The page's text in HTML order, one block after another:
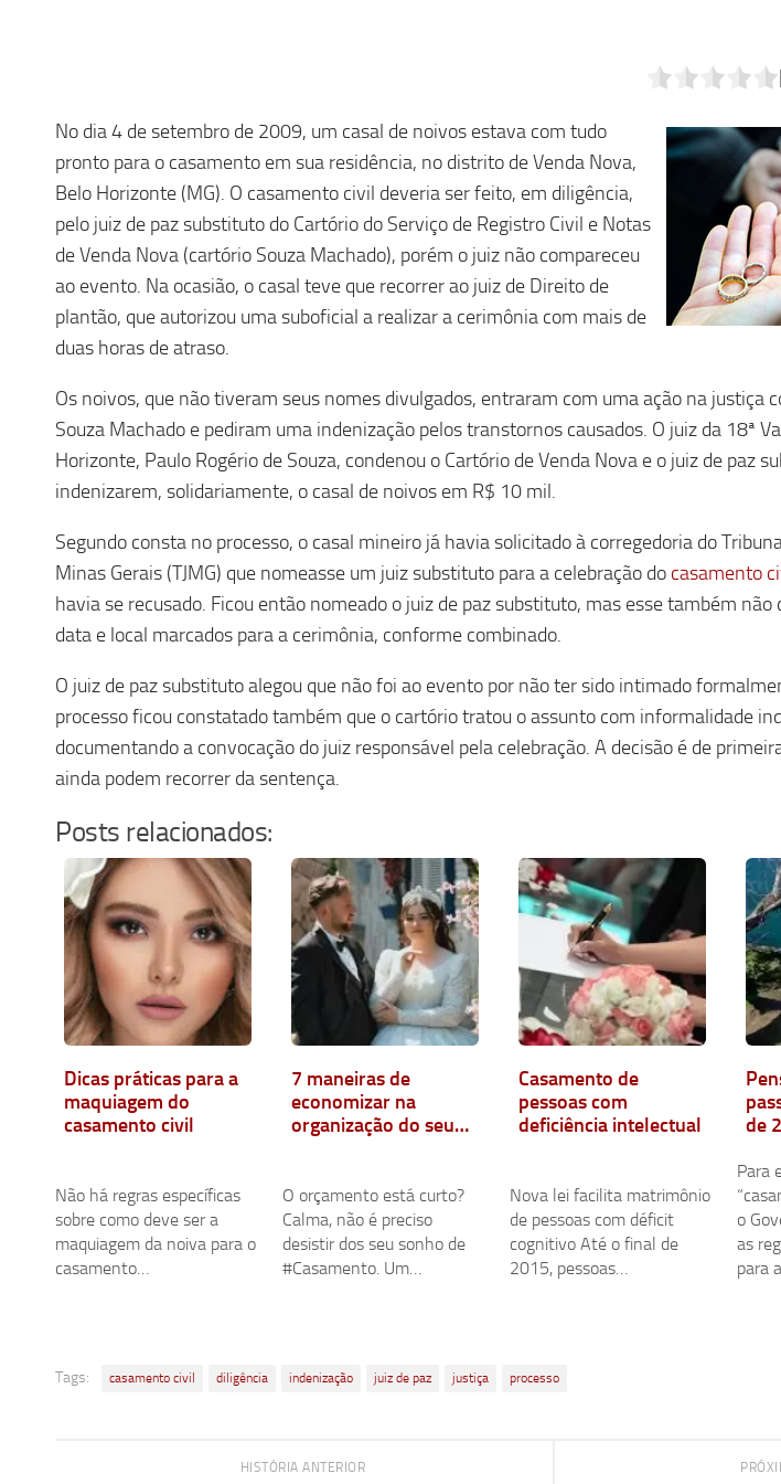
No dia 4 de setembro de 2009, um casal de noivos estava com tudo
pronto para o casamento em sua residência, no distrito de Venda Nova,
Belo Horizonte (MG). O casamento civil deveria ser feito, em diligência,
pelo juiz de paz substituto do Cartório do Serviço de Registro Civil e Notas
de Venda Nova (cartório Souza Machado), porém o juiz não compareceu
ao evento. Na ocasião, o casal teve que recorrer ao juiz de Direito de
plantão, que autorizou uma suboficial a realizar a cerimônia com mais de
duas horas de atraso.
Os noivos, que não tiveram seus nomes divulgados, entraram com uma ação na justiça
Souza Machado e pediram uma indenização pelos transtornos causados. O juiz da 18ª
Horizonte, Paulo Rogério de Souza, condenou o Cartório de Venda Nova e o juiz de paz
indenizarem, solidariamente, o casal de noivos em R$ 10 mil.
Segundo consta no processo, o casal mineiro já havia solicitado à corregedoria do
Minas Gerais (TJMG) que nomeasse um juiz substituto para a celebração do casamento
havia se recusado. Ficou então nomeado o juiz de paz substituto, mas esse também não
data e local marcados para a cerimônia, conforme combinado.
O juiz de paz substituto alegou que não foi ao evento por não ter sido intimado
processo ficou constatado também que o cartório tratou o assunto com informalidade
documentando a convocação do juiz responsável pela celebração. A decisão é de
ainda podem recorrer da sentença.
Posts relacionados:
Dicas práticas para a
maquiagem do
casamento civil
Não há regras específicas
sobre como deve ser a
maquiagem da noiva para o
casamento…
7 maneiras de
economizar na
organização do seu
O orçamento está curto?
Calma, não é preciso
desistir dos seu sonho de
#Casamento. Um…
Casamento de
pessoas com
deficiência intelectual
Nova lei facilita matrimônio
de pessoas com déficit
cognitivo Até o final de
2015, pessoas…
de
Para
o
as
para
Tags: casamento civil diligência indenização juiz de paz justiça processo
HISTÓRIA ANTERIOR